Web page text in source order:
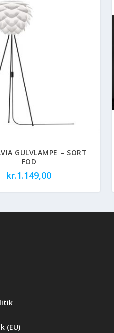
GULVLAMPE – SORT
FOD
kr.1.149,00
(EU)